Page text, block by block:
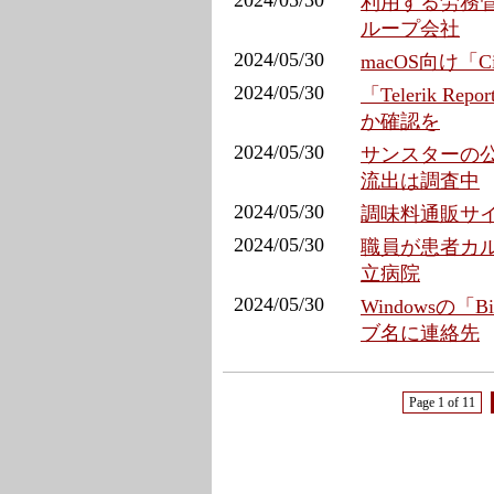
ループ会社
2024/05/30
macOS向け「
2024/05/30
「Telerik
か確認を
2024/05/30
サンスターの
流出は調査中
2024/05/30
調味料通販サ
2024/05/30
職員が患者カ
立病院
2024/05/30
Windowsの「
ブ名に連絡先
Page 1 of 11